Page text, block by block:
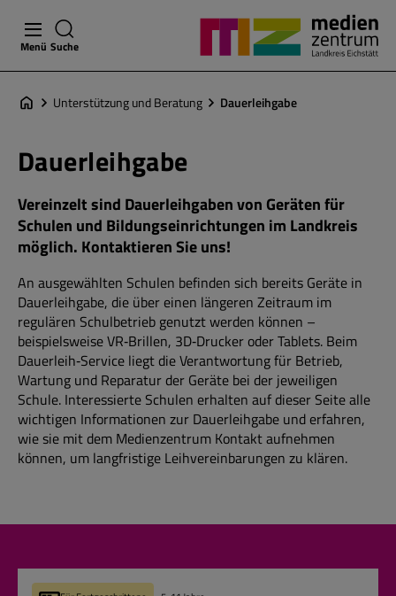
Menü Suche
Dauerleihgabe
Unterstützung und Beratung
Dauerleihgabe
Vereinzelt sind Dauerleihgaben von Geräten für
Schulen und Bildungseinrichtungen im Landkreis
möglich. Kontaktieren Sie uns!
An ausgewählten Schulen befinden sich bereits Geräte in
Dauerleihgabe, die über einen längeren Zeitraum im
regulären Schulbetrieb genutzt werden können –
beispielsweise VR‑Brillen, 3D‑Drucker oder Tablets. Beim
Dauerleih‑Service liegt die Verantwortung für Betrieb,
Wartung und Reparatur der Geräte bei der jeweiligen
Schule. Interessierte Schulen erhalten auf dieser Seite alle
wichtigen Informationen zur Dauerleihgabe und erfahren,
wie sie mit dem Medienzentrum Kontakt aufnehmen
können, um langfristige Leihvereinbarungen zu klären.